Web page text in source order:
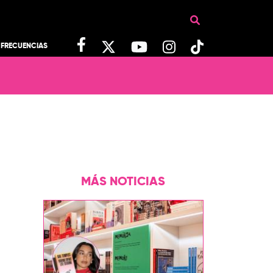
FRECUENCIAS
MÁS NOTICIAS